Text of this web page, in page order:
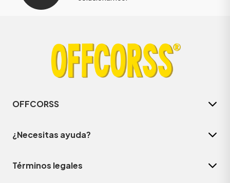
OFFCORSS
¿Necesitas ayuda?
Términos legales